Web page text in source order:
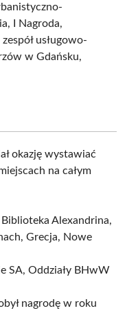
I Nagroda,
usługowo-
w Gdańsku,
okazję wystawiać
na całym
Alexandrina,
Grecja, Nowe
SA, Oddziały BHwW
nagrodę w roku